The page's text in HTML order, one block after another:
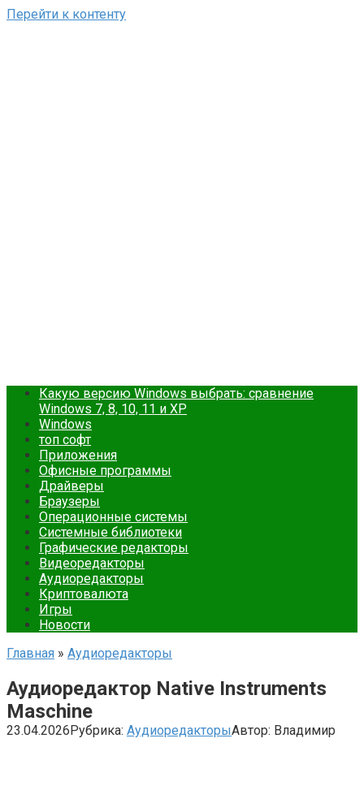
Перейти к контенту
Какую версию Windows выбрать: сравнение
Windows 7, 8, 10, 11 и XP
Windows
топ софт
Приложения
Офисные программы
Драйверы
Браузеры
Операционные системы
Cистемные библиотеки
Графические редакторы
Видеоредакторы
Аудиоредакторы
Криптовалюта
Игры
Новости
Главная » Аудиоредакторы
Аудиоредактор Native Instruments
Maschine
23.04.2026Рубрика: АудиоредакторыАвтор: Владимир